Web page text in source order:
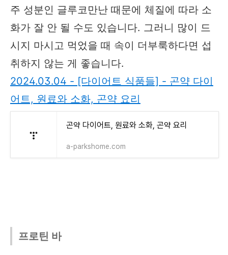
주 성분인 글루코만난 때문에 체질에 따라 소
화가 잘 안 될 수도 있습니다. 그러니 많이 드
시지 마시고 먹었을 때 속이 더부룩하다면 섭
취하지 않는 게 좋습니다.
2024.03.04 - [다이어트 식품들] - 곤약 다이
어트, 원료와 소화, 곤약 요리
곤약 다이어트, 원료와 소화, 곤약 요리
a-parkshome.com
프로틴 바